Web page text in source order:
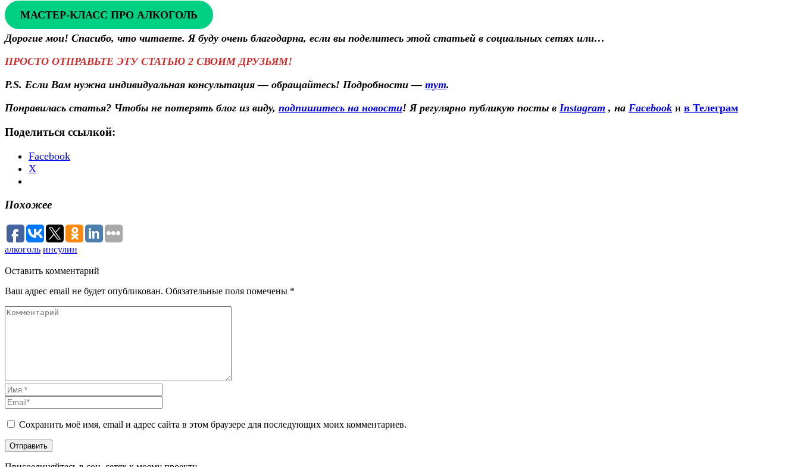
МАСТЕР-КЛАСС ПРО АЛКОГОЛЬ
Дорогие мои! Спасибо, что читаете. Я буду очень благодарна, если вы поделитесь этой статьей в социальных сетях или…
ПРОСТО ОТПРАВЬТЕ ЭТУ СТАТЬЮ 2 СВОИМ ДРУЗЬЯМ!
P.S. Если Вам нужна индивидуальная консультация — обращайтесь! Подробности — тут.
Понравилась статья? Чтобы не потерять блог из виду, подпишитесь на новости! Я регулярно публикую посты в Instagram , на Facebook и в Телеграм
Поделиться ссылкой:
Facebook
X
Похожее
алкоголь инсулин
Оставить комментарий
Ваш адрес email не будет опубликован. Обязательные поля помечены *
Сохранить моё имя, email и адрес сайта в этом браузере для последующих моих комментариев.